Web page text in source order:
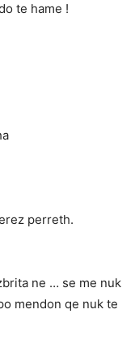
te hame !
perreth.
ne … se me nuk
mendon qe nuk te